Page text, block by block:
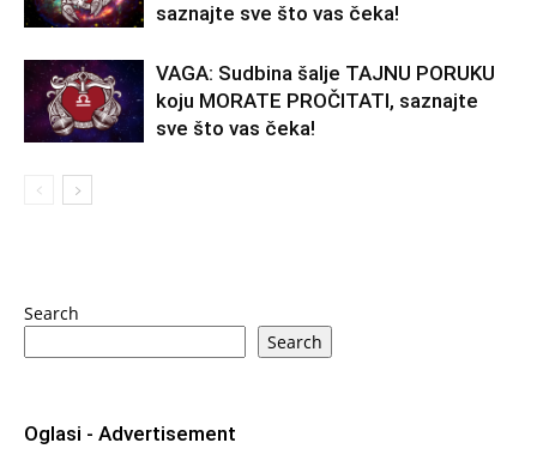
saznajte sve što vas čeka!
VAGA: Sudbina šalje TAJNU PORUKU
koju MORATE PROČITATI, saznajte
sve što vas čeka!
Search
Search
Oglasi - Advertisement